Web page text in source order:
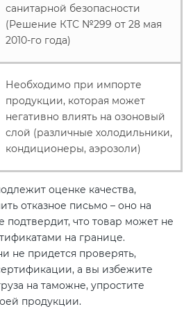
санитарной безопасности
(Решение КТС №299 от 28 мая
2010-го года)
Необходимо при импорте
продукции, которая может
негативно влиять на озоновый
слой (различные холодильники,
кондиционеры, аэрозоли)
оценке качества,
отказное письмо – оно на
что товар может не
на границе.
не придется проверять,
а вы избежите
на таможне, упростите
продукции.